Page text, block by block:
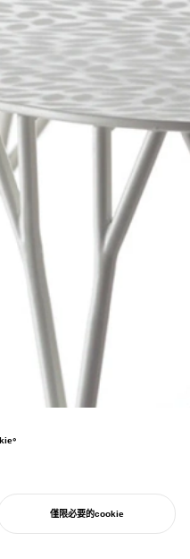
應用碎形演算法的家具系列。羽田機場等地已
。
僅限必要的cookie